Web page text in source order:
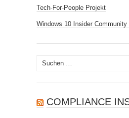
Tech-For-People Projekt
Windows 10 Insider Community
Suchen
nach:
COMPLIANCE